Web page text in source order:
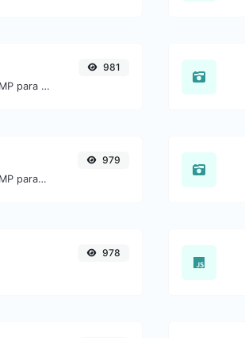
Converta facilmente arquivos de imagem BMP para ICO.
981
Converta facilmente arquivos de imagem BMP para JPG.
979
978